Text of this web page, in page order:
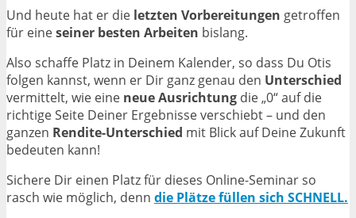
Und heute hat er die letzten Vorbereitungen getroffen
für eineseiner besten Arbeiten bislang.
Also schaffe Platz in Deinem Kalender, so dass Du Otis
folgen kannst, wenn er Dir ganz genau den Unterschied
vermittelt, wie eine neue Ausrichtung die „0“ auf die
richtige Seite Deiner Ergebnisse verschiebt – und den
ganzen Rendite-Unterschied mit Blick auf Deine Zukunft
bedeuten kann!
Sichere Dir einen Platz für dieses Online-Seminar so
rasch wie möglich, denn die Plätze füllen sich SCHNELL.